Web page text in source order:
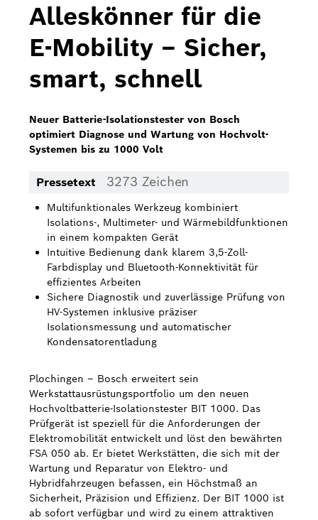
Pressemappen
Hausgeräte
Downloads
Pressemappen
Fotos
Über uns
Bosch in Österreich
Karriere bei Bosch in Österreich
Bosch Weltweit
Kontakt
Alleskönner für die
E-Mobility – Sicher,
smart, schnell
Neuer Batterie-Isolationstester von Bosch
optimiert Diagnose und Wartung von Hochvolt-
Systemen bis zu 1000 Volt
Pressetext 3273 Zeichen
Multifunktionales Werkzeug kombiniert
Isolations-, Multimeter- und Wärmebildfunktionen
in einem kompakten Gerät
Intuitive Bedienung dank klarem 3,5-Zoll-
Farbdisplay und Bluetooth-Konnektivität für
effizientes Arbeiten
Sichere Diagnostik und zuverlässige Prüfung von
HV-Systemen inklusive präziser
Isolationsmessung und automatischer
Kondensatorentladung
Plochingen – Bosch erweitert sein
Werkstattausrüstungsportfolio um den neuen
Hochvoltbatterie-Isolationstester BIT 1000. Das
Prüfgerät ist speziell für die Anforderungen der
Elektromobilität entwickelt und löst den bewährten
FSA 050 ab. Er bietet Werkstätten, die sich mit der
Wartung und Reparatur von Elektro- und
Hybridfahrzeugen befassen, ein Höchstmaß an
Sicherheit, Präzision und Effizienz. Der BIT 1000 ist
ab sofort verfügbar und wird zu einem attraktiven